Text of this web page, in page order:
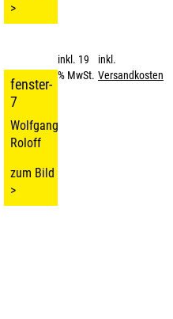
>
fenster-
7
Wolfgang
Roloff
zum Bild
>
inkl. 19
% MwSt.
inkl.
Versandkosten